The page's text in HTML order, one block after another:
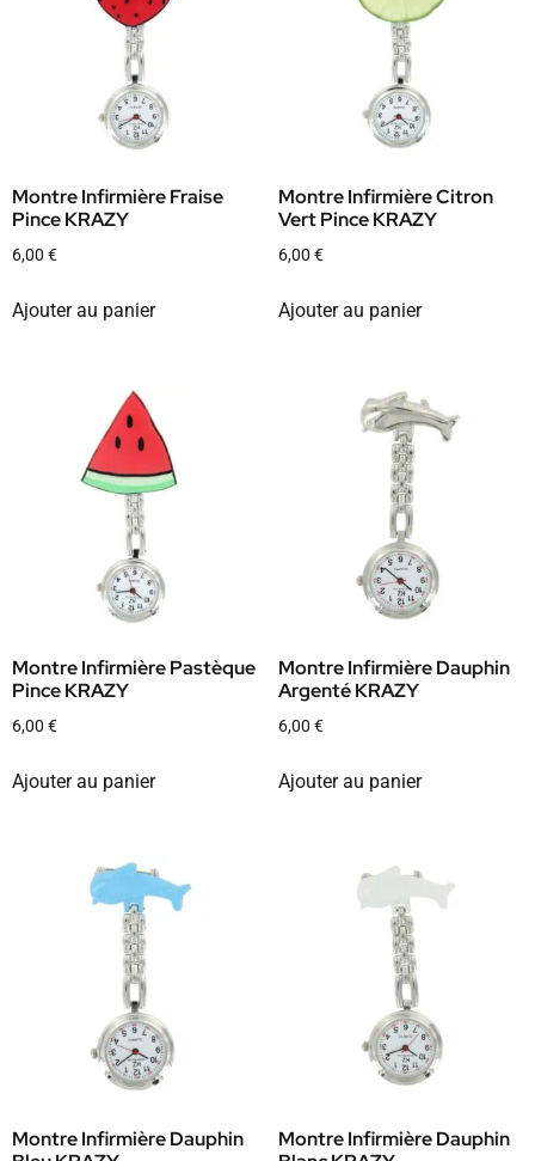
Montre Infirmière Fraise
Pince KRAZY
6,00 €
Ajouter au panier
Montre Infirmière Citron
Vert Pince KRAZY
6,00 €
Ajouter au panier
Montre Infirmière Pastèque
Pince KRAZY
6,00 €
Ajouter au panier
Montre Infirmière Dauphin
Argenté KRAZY
6,00 €
Ajouter au panier
Montre Infirmière Dauphin
Montre Infirmière Dauphin